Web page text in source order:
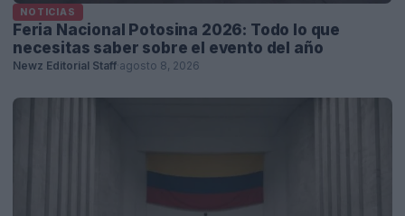
NOTICIAS
Feria Nacional Potosina 2026: Todo lo que
necesitas saber sobre el evento del año
Newz Editorial Staff agosto 8, 2026